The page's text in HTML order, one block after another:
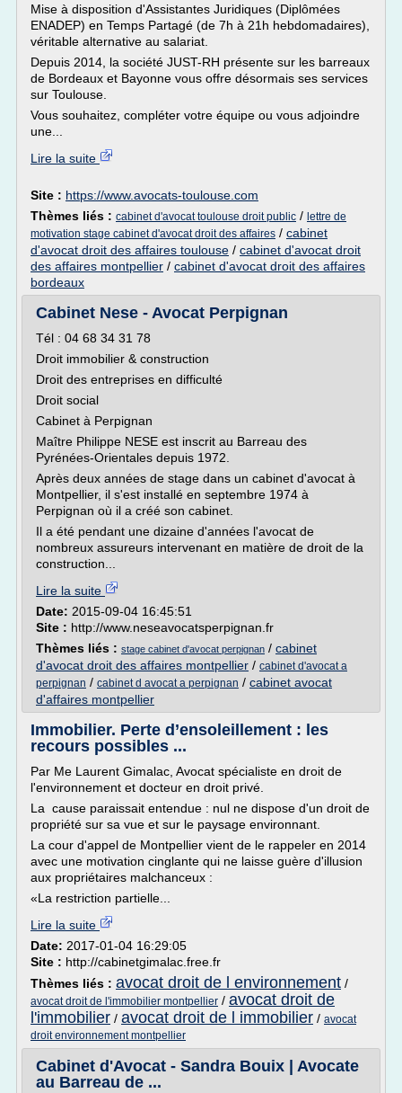
Mise à disposition d'Assistantes Juridiques (Diplômées
ENADEP) en Temps Partagé (de 7h à 21h hebdomadaires),
véritable alternative au salariat.
Depuis 2014, la société JUST-RH présente sur les barreaux
de Bordeaux et Bayonne vous offre désormais ses services
sur Toulouse.
Vous souhaitez, compléter votre équipe ou vous adjoindre
une...
Lire la suite
Site : https://www.avocats-toulouse.com
Thèmes liés : cabinet d'avocat toulouse droit public / lettre de
motivation stage cabinet d'avocat droit des affaires / cabinet
d'avocat droit des affaires toulouse / cabinet d'avocat droit
des affaires montpellier / cabinet d'avocat droit des affaires
bordeaux
Cabinet Nese - Avocat Perpignan
Tél : 04 68 34 31 78
Droit immobilier & construction
Droit des entreprises en difficulté
Droit social
Cabinet à Perpignan
Maître Philippe NESE est inscrit au Barreau des
Pyrénées-Orientales depuis 1972.
Après deux années de stage dans un cabinet d'avocat à
Montpellier, il s'est installé en septembre 1974 à
Perpignan où il a créé son cabinet.
Il a été pendant une dizaine d'années l'avocat de
nombreux assureurs intervenant en matière de droit de la
construction...
Lire la suite
Date: 2015-09-04 16:45:51
Site : http://www.neseavocatsperpignan.fr
Thèmes liés : stage cabinet d'avocat perpignan / cabinet
d'avocat droit des affaires montpellier / cabinet d'avocat a
perpignan / cabinet d avocat a perpignan / cabinet avocat
d'affaires montpellier
Immobilier. Perte d’ensoleillement : les
recours possibles ...
Par Me Laurent Gimalac, Avocat spécialiste en droit de
l'environnement et docteur en droit privé.
La cause paraissait entendue : nul ne dispose d'un droit de
propriété sur sa vue et sur le paysage environnant.
La cour d'appel de Montpellier vient de le rappeler en 2014
avec une motivation cinglante qui ne laisse guère d'illusion
aux propriétaires malchanceux :
«La restriction partielle...
Lire la suite
Date: 2017-01-04 16:29:05
Site : http://cabinetgimalac.free.fr
Thèmes liés : avocat droit de l environnement /
avocat droit de l'immobilier montpellier / avocat droit de
l'immobilier / avocat droit de l immobilier / avocat
droit environnement montpellier
Cabinet d'Avocat - Sandra Bouix | Avocate
au Barreau de ...